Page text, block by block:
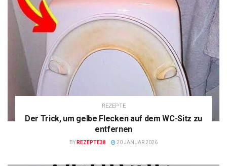
REZEPTE
Der Trick, um gelbe Flecken auf dem WC-Sitz zu
entfernen
BY REZEPTE38 20 JANUAR 2026